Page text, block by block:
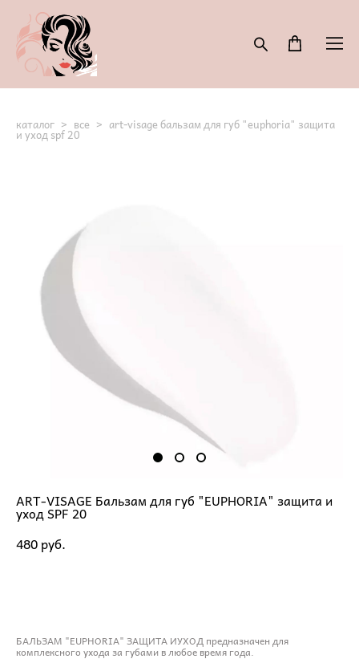
каталог > все > art-visage бальзам для губ "euphoria" защита
и уход spf 20
ART-VISAGE Бальзам для губ "EUPHORIA" защита и
уход SPF 20
480 pуб.
БАЛЬЗАМ "EUPHORIA" ЗАЩИТА ИУХОД предназначен для
комплексного ухода за губами в любое время года.